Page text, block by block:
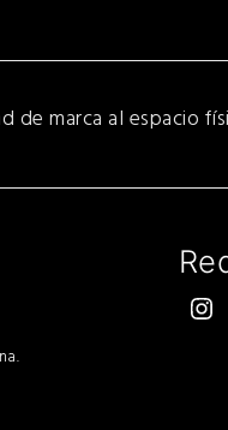
de marca al espacio